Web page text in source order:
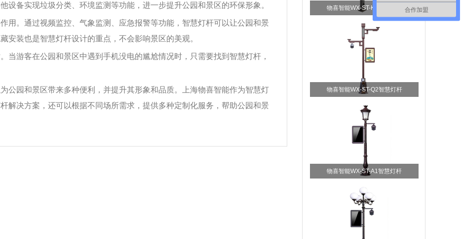
设备实现垃圾分类、环境监测等功能，进一步提升公园和景区的环保形象。
用。通过视频监控、气象监测、应急报警等功能，智慧灯杆可以让公园和景
安装也是智慧灯杆设计的重点，不会影响景区的美观。
当游客在公园和景区中遇到手机没电的尴尬情况时，只需要找到智慧灯杆，
公园和景区带来多种便利，并提升其形象和品质。上海物喜智能作为智慧灯
解决方案，还可以根据不同场所需求，提供多种定制化服务，帮助公园和景
物喜智能WX-ST-K5智慧灯杆
物喜智能WX-ST-Q2智慧灯杆
物喜智能WX-ST-A1智慧灯杆
合作加盟